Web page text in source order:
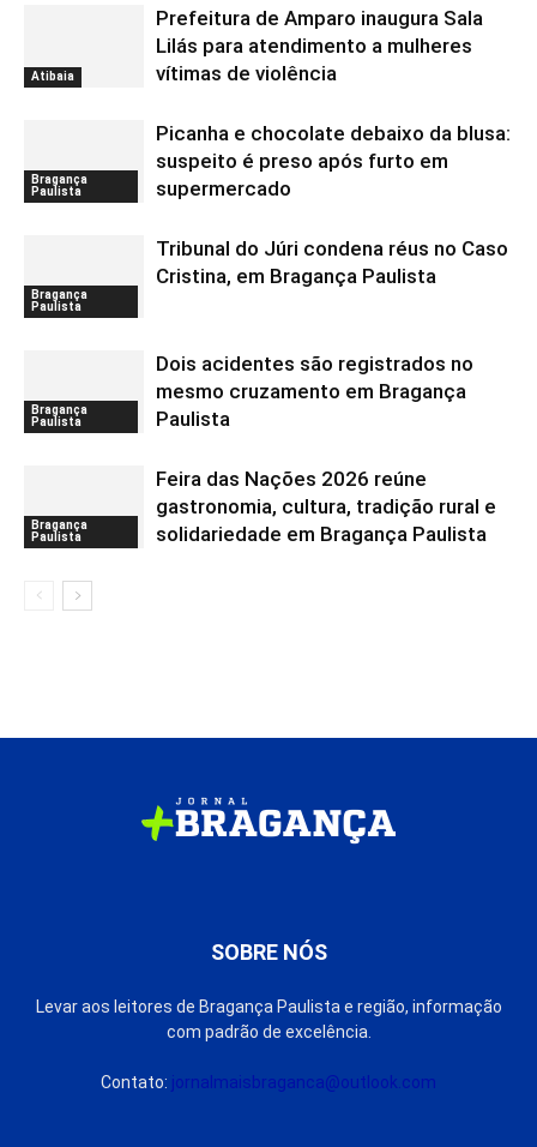
Atibaia
Prefeitura de Amparo inaugura Sala
Lilás para atendimento a mulheres
vítimas de violência
Bragança
Paulista
Picanha e chocolate debaixo da blusa:
suspeito é preso após furto em
supermercado
Bragança
Paulista
Tribunal do Júri condena réus no Caso
Cristina, em Bragança Paulista
Bragança
Paulista
Dois acidentes são registrados no
mesmo cruzamento em Bragança
Paulista
Bragança
Paulista
Feira das Nações 2026 reúne
gastronomia, cultura, tradição rural e
solidariedade em Bragança Paulista
SOBRE NÓS
Levar aos leitores de Bragança Paulista e região, informação
com padrão de excelência.
Contato: jornalmaisbraganca@outlook.com